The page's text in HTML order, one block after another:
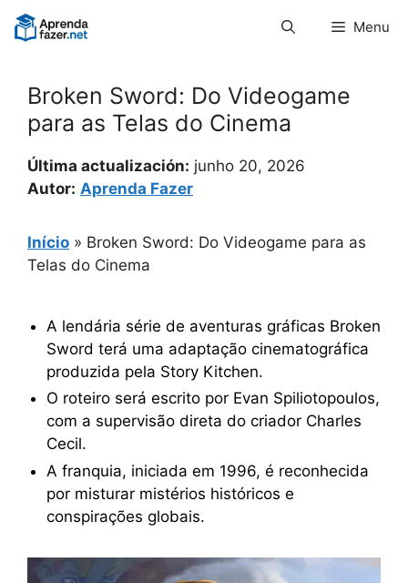
Pular
para
Menu
Broken Sword: Do Videogame
para as Telas do Cinema
Última actualización: junho 20, 2026
Autor: Aprenda Fazer
Início » Broken Sword: Do Videogame para as
Telas do Cinema
A lendária série de aventuras gráficas Broken
Sword terá uma adaptação cinematográfica
produzida pela Story Kitchen.
O roteiro será escrito por Evan Spiliotopoulos,
com a supervisão direta do criador Charles
Cecil.
A franquia, iniciada em 1996, é reconhecida
por misturar mistérios históricos e
conspirações globais.